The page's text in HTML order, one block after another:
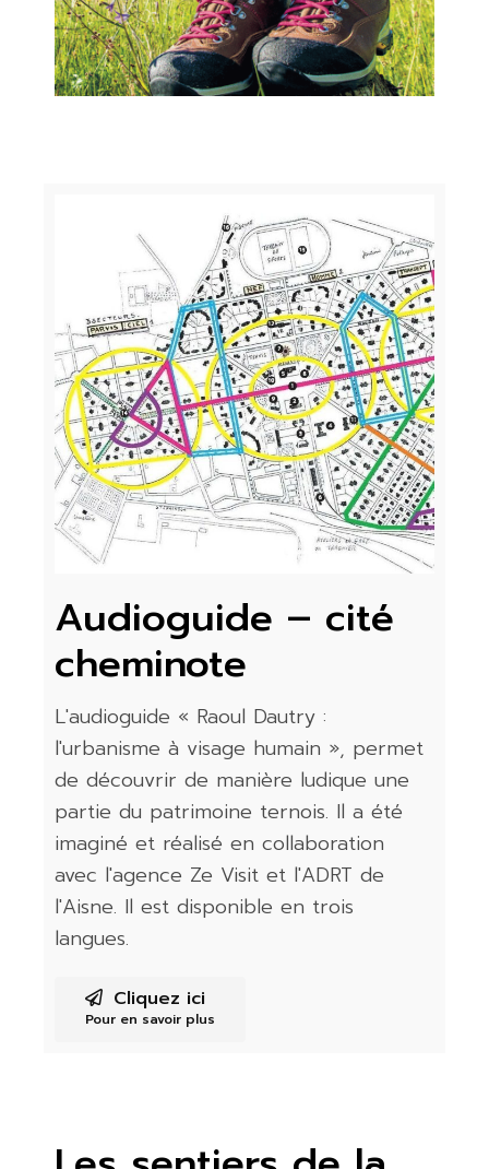
Audioguide – cité
cheminote
L'audioguide « Raoul Dautry :
l'urbanisme à visage humain », permet
de découvrir de manière ludique une
partie du patrimoine ternois. Il a été
imaginé et réalisé en collaboration
avec l'agence Ze Visit et l'ADRT de
l'Aisne. Il est disponible en trois
langues.
Cliquez ici
Pour en savoir plus